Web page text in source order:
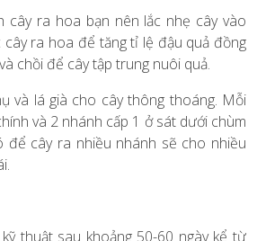
cây ra hoa bạn nên lắc nhẹ cây vào
cây ra hoa để tăng tỉ lệ đậu quả đồng
chồi để cây tập trung nuôi quả.
và lá già cho cây thông thoáng. Mỗi
và 2 nhánh cấp 1 ở sát dưới chùm
để cây ra nhiều nhánh sẽ cho nhiều
thuật sau khoảng 50-60 ngày kể từ